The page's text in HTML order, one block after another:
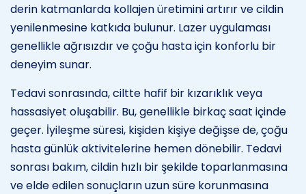
derin katmanlarda kollajen üretimini artırır ve cildin
yenilenmesine katkıda bulunur. Lazer uygulaması
genellikle ağrısızdır ve çoğu hasta için konforlu bir
deneyim sunar.
Tedavi sonrasında, ciltte hafif bir kızarıklık veya
hassasiyet oluşabilir. Bu, genellikle birkaç saat içinde
geçer. İyileşme süresi, kişiden kişiye değişse de, çoğu
hasta günlük aktivitelerine hemen dönebilir. Tedavi
sonrası bakım, cildin hızlı bir şekilde toparlanmasına
ve elde edilen sonuçların uzun süre korunmasına